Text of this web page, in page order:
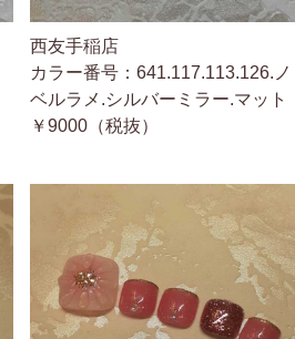
西友手稲店
カラー番号：641.117.113.126.ノ
ベルラメ.シルバーミラー.マット
￥9000（税抜）